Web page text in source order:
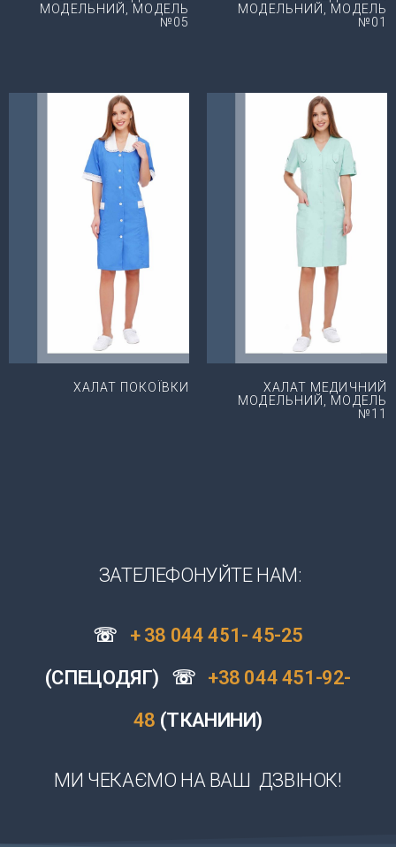
МОДЕЛЬНИЙ, МОДЕЛЬ
№05
МОДЕЛЬНИЙ, МОДЕЛЬ
№01
ХАЛАТ ПОКОЇВКИ
ХАЛАТ МЕДИЧНИЙ
МОДЕЛЬНИЙ, МОДЕЛЬ
№11
ЗАТЕЛЕФОНУЙТЕ НАМ:
☏ + 38 044 451- 45-25
(СПЕЦОДЯГ) ☏ +38 044 451-92-
48 (ТКАНИНИ)
МИ ЧЕКАЄМО НА ВАШ ДЗВІНОК!